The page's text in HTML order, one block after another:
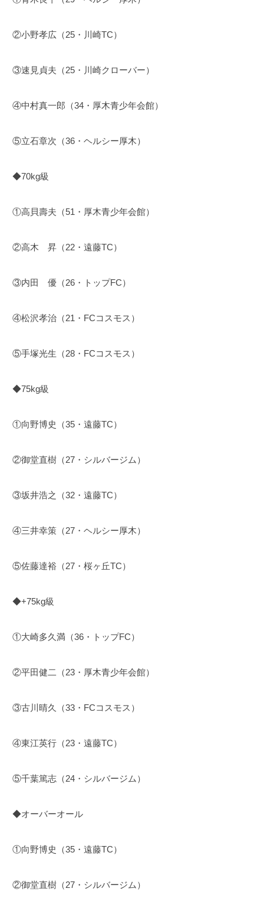
②小野孝広（25・川崎TC）
③速見貞夫（25・川崎クローバー）
④中村真一郎（34・厚木青少年会館）
⑤立石章次（36・ヘルシー厚木）
◆70kg級
①高貝壽夫（51・厚木青少年会館）
②高木 昇（22・遠藤TC）
③内田 優（26・トップFC）
④松沢孝治（21・FCコスモス）
⑤手塚光生（28・FCコスモス）
◆75kg級
①向野博史（35・遠藤TC）
②御堂直樹（27・シルバージム）
③坂井浩之（32・遠藤TC）
④三井幸策（27・ヘルシー厚木）
⑤佐藤達裕（27・桜ヶ丘TC）
◆+75kg級
①大崎多久満（36・トップFC）
②平田健二（23・厚木青少年会館）
③古川晴久（33・FCコスモス）
④東江英行（23・遠藤TC）
⑤千葉篤志（24・シルバージム）
◆オーバーオール
①向野博史（35・遠藤TC）
②御堂直樹（27・シルバージム）